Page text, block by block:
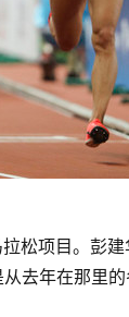
松项目。 彭建
去年在那里